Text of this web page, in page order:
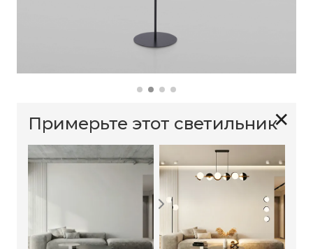
✕
Примерьте этот светильник